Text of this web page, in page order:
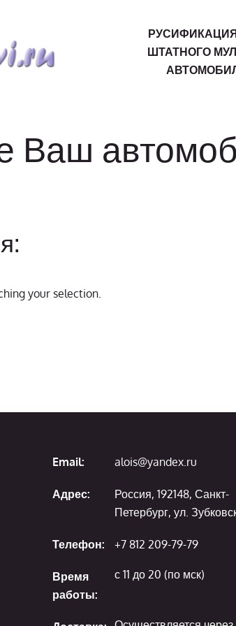
ШТАТНОГО
Ваш
your selection.
Email: alois@yandex.ru
Адрес:
Россия, 192148, Санкт-
Петербург, ул.
Телефон: +7 812 209-79-79
Время
работы:
с 11 до 20 (по мск)